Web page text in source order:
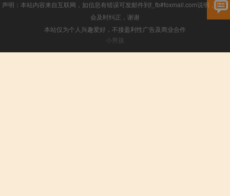
声明：本站内容来自互联网，如信息有错误可发邮件到f_fb#foxmail.com说明，我们
会及时纠正，谢谢
本站仅为个人兴趣爱好，不接盈利性广告及商业合作
小男孩